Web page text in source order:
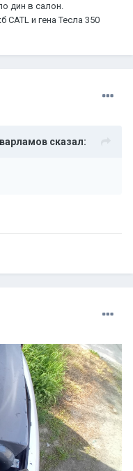
дин в салон.
CATL и гена Тесла 350
варламов сказал: